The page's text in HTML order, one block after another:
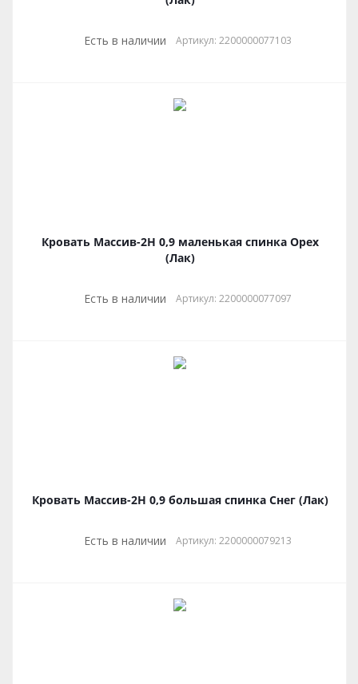
Есть в наличии Артикул: 2200000077103
Кровать Массив-2Н 0,9 маленькая спинка Орех
(Лак)
Есть в наличии Артикул: 2200000077097
Кровать Массив-2Н 0,9 большая спинка Снег (Лак)
Есть в наличии Артикул: 2200000079213